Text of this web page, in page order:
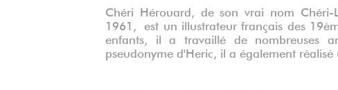
Chéri Hérouard, de son vrai nom Chéri-
1961, est un illustrateur français des
enfants, il a travaillé de nombreuses
pseudonyme d'Heric, il a également réalisé